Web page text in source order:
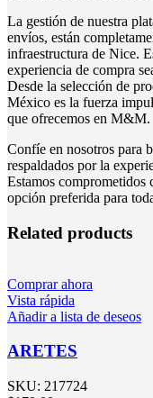
La gestión de nuestra
envíos, están
infraestructura de Nice.
experiencia de compra
Desde la selección de
México es la fuerza
que ofrecemos en M&M.
Confíe en nosotros para
respaldados por la
Estamos comprometidos
opción preferida para
Related products
Comprar ahora
Vista rápida
Añadir a lista de deseos
ARETES
SKU: 217724